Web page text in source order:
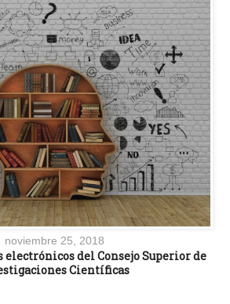
noviembre 25, 2018
electrónicos del Consejo Superior de
Científicas